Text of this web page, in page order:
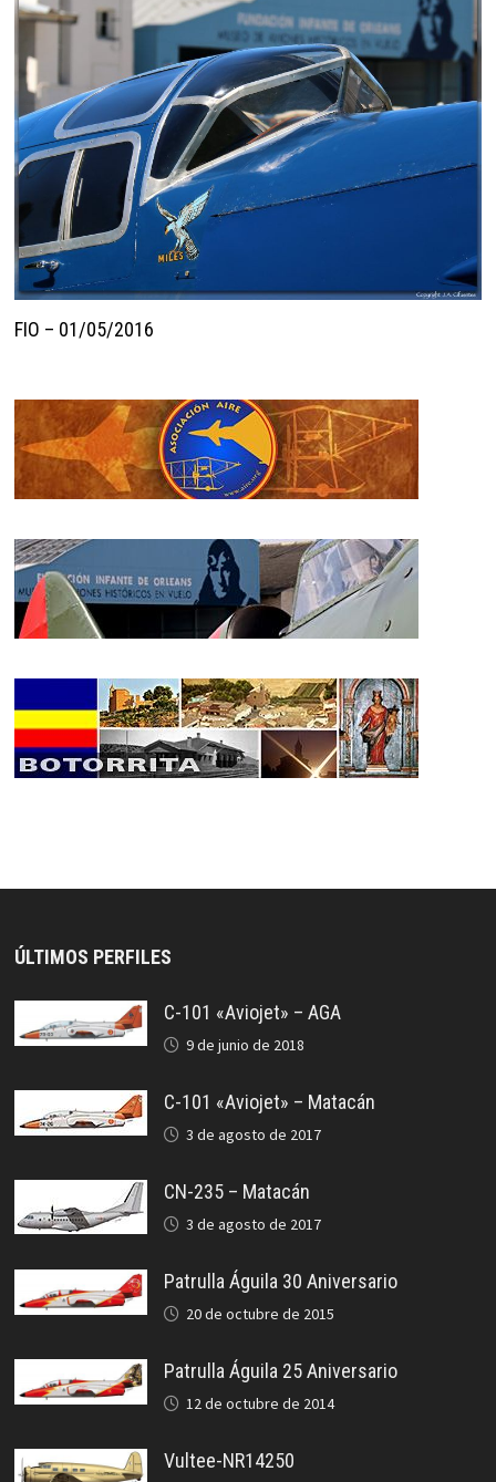
FIO – 01/05/2016
ÚLTIMOS PERFILES
C-101 «Aviojet» – AGA
9 de junio de 2018
C-101 «Aviojet» – Matacán
3 de agosto de 2017
CN-235 – Matacán
3 de agosto de 2017
Patrulla Águila 30 Aniversario
20 de octubre de 2015
Patrulla Águila 25 Aniversario
12 de octubre de 2014
Vultee-NR14250